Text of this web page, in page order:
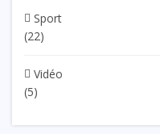
Sport
(22)
Vidéo
(5)